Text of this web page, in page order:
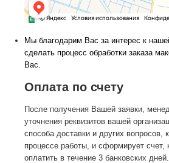
Мы благодарим Вас за интерес к
сделать процесс обработки заказа
Вас.
Оплата по счету
После получения Вашей заявки,
уточнения реквизитов вашей
способа доставки и других вопросов,
процессе работы, и сформирует счет,
оплатить в течение 3 банковских дней.